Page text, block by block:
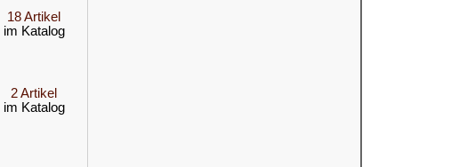
18 Artikel
im Katalog
2 Artikel
im Katalog